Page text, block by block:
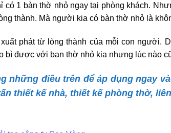
có 1 bàn thờ nhỏ ngay tại phòng khách.
thành. Mà người kia có bàn thờ nhỏ là
phát từ lòng thành của mỗi con người.
bì được với ban thờ nhỏ kia nhưng lúc nào
những điều trên để áp dụng ngay
thiết kế nhà, thiết kế phòng thờ,